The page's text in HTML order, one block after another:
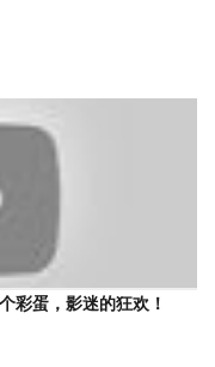
彩蛋，影迷的狂欢！